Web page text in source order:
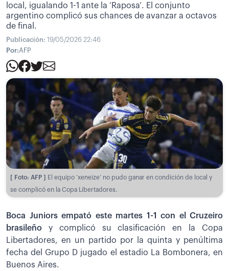
local, igualando 1-1 ante la ‘Raposa’. El conjunto
argentino complicó sus chances de avanzar a octavos
de final.
Publicación: 19/05/2026 22:46
Por:AFP
[ Foto: AFP ]
El equipo ‘xeneize’ no pudo ganar en condición de local y
se complicó en la Copa Libertadores.
Boca Juniors empató este martes 1-1 con el Cruzeiro
brasileño y complicó su clasificación en la Copa
Libertadores, en un partido por la quinta y penúltima
fecha del Grupo D jugado el estadio La Bombonera, en
Buenos Aires.